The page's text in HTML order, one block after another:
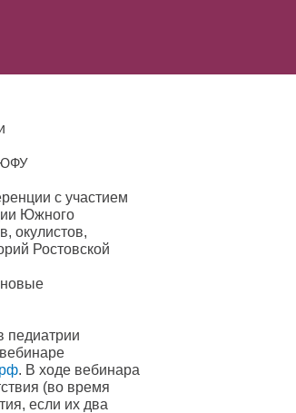
с участием
Южного
окулистов,
Ростовской
педиатрии
. В ходе вебинара
(во время
если их два